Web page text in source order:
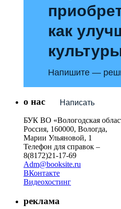
как
Напишите —
Написать
о нас
БУК ВО «Вологодская
Россия, 160000, Вологда,
Марии Ульяновой, 1
Телефон для справок –
8(8172)21-17-69
Adm@booksite.ru
ВКонтакте
Видеохостинг
реклама